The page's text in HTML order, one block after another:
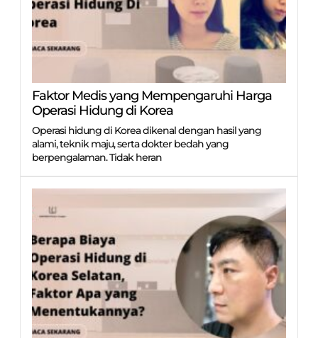
Faktor Medis yang Mempengaruhi Harga
Operasi Hidung di Korea
Operasi hidung di Korea dikenal dengan hasil yang
alami, teknik maju, serta dokter bedah yang
berpengalaman. Tidak heran